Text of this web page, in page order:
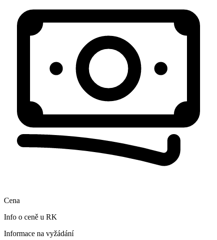
Cena
Info o ceně u RK
Informace na vyžádání